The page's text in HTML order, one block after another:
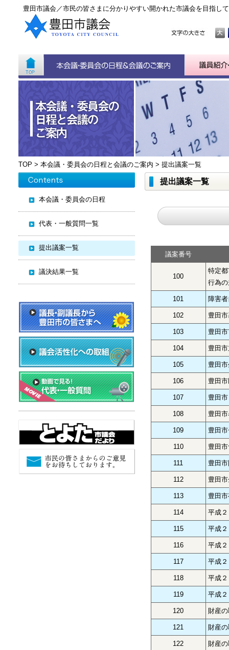
豊田市議会／市民の皆さまに分かりやすい開かれた市議会を目指し
TOP > 本会議・委員会の日程と会議のご案内 > 提出議案一覧
本会議・委員会の日程
代表・一般質問一覧
提出議案一覧
議決結果一覧
提出議案一覧
議案番号
100
特定
行為
101 障害
102 豊田
103 豊田
104 豊田
105 豊田
106 豊田
107 豊田
108 豊田
109 豊田
110 豊田
111 豊田
112 豊田
113 豊田
114 平成
115 平成
116 平成
117 平成
118 平成
119 平成
120 財産
121 財産
122 財産